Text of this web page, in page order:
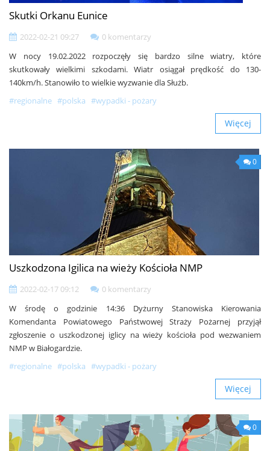
Skutki Orkanu Eunice
2022-02-21 09:27
0 komentarzy
W nocy 19.02.2022 rozpoczęły się bardzo silne wiatry, które
skutkowały wielkimi szkodami. Wiatr osiągał prędkość do 130-
140km/h. Stanowiło to wielkie wyzwanie dla Służb.
#regionalne #polska #wypadki - pożary
Więcej
0
Uszkodzona Igilica na wieży Kościoła NMP
2022-02-17 09:12
0 komentarzy
W środę o godzinie 14:36 Dyżurny Stanowiska Kierowania
Komendanta Powiatowego Państwowej Straży Pożarnej przyjął
zgłoszenie o uszkodzonej iglicy na wieży kościoła pod wezwaniem
NMP w Białogardzie.
#regionalne #polska #wypadki - pożary
Więcej
0